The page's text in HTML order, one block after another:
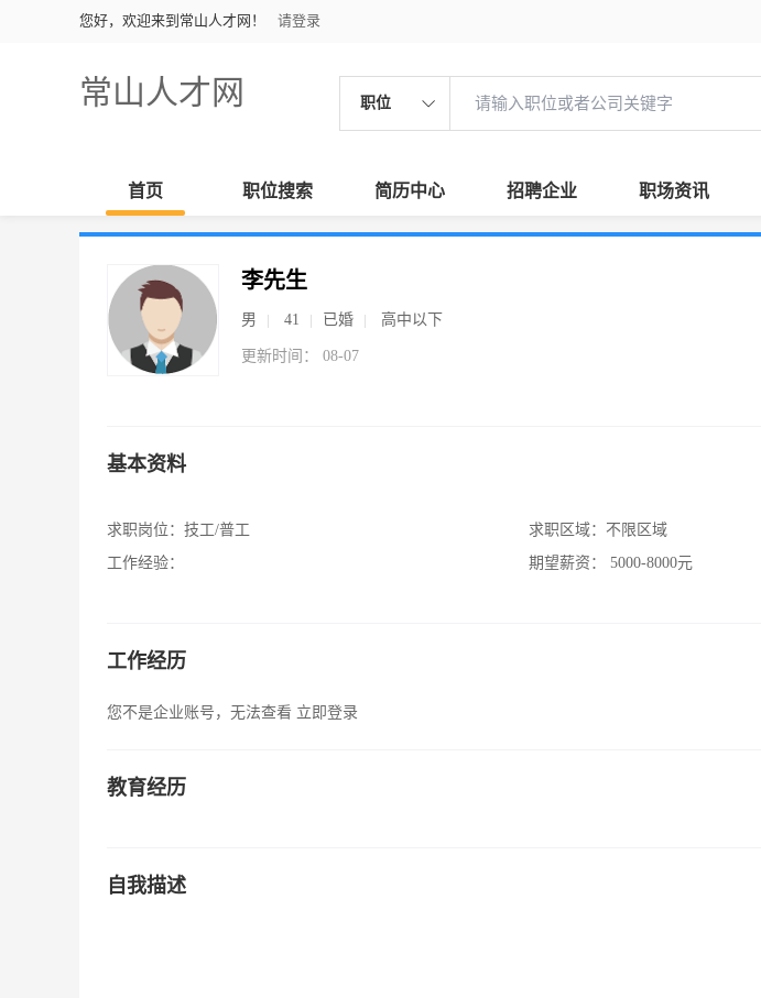
您好，欢迎来到常山人才网！ 请登录
常山人才网 职位
首页 职位搜索 简历中心 招聘企业 职场资讯
李先生
男 41 已婚 高中以下
更新时间： 08-07
基本资料
求职岗位： 技工/普工
工作经验：
求职区域： 不限区域
期望薪资：
5000-8000元
工作经历
您不是企业账号，无法查看 立即登录
教育经历
自我描述